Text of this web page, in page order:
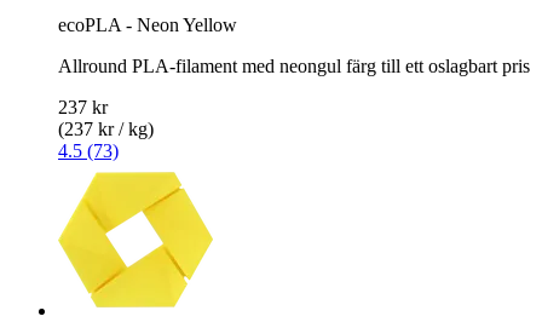
ecoPLA - Neon Yellow
Allround PLA-filament med neongul färg till ett oslagbart pris
237 kr
(237 kr / kg)
4.5 (73)